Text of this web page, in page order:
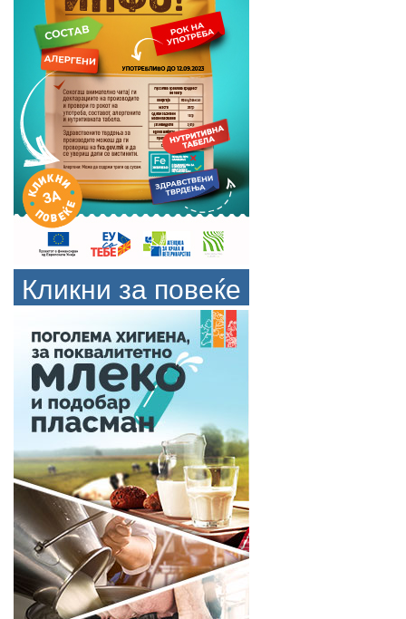
Кликни за повеќе